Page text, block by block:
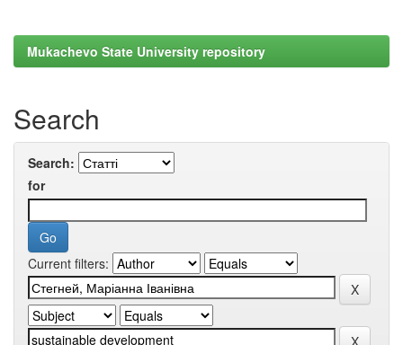
Mukachevo State University repository
Search
Search:
for
Current filters: